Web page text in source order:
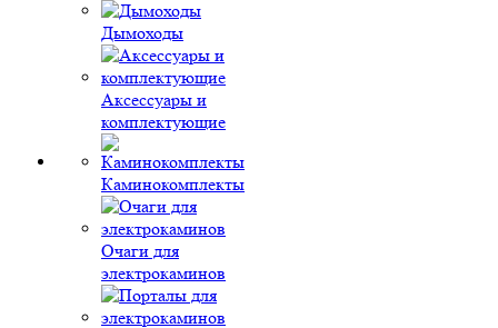
Дымоходы
Аксессуары и
комплектующие
Каминокомплекты
Очаги для
электрокаминов